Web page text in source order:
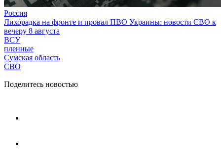
Россия
Лихорадка на фронте и провал ПВО Украины: новости СВО к
вечеру 8 августа
ВСУ
пленные
Сумская область
СВО
Поделитесь новостью